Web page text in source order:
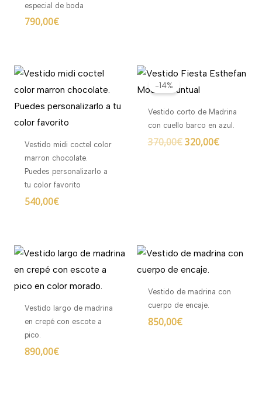
especial de boda
790,00€
Vestido midi coctel color
marron chocolate.
Puedes personalizarlo a
tu color favorito
540,00€
-14%
Vestido corto de Madrina
con cuello barco en azul.
370,00€
El
original
370,00€.
320,00€
El
es:
320,00€.
Vestido largo de madrina
en crepé con escote a
pico.
890,00€
Vestido de madrina con
cuerpo de encaje.
850,00€